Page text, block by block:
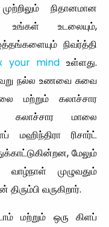
நிதானமான
உங்கள் உடலையும்,
நிவர்த்தி
your mind உள்ளது.
நல்ல உணவை சுவை
மற்றும் கலாச்சார
கலாச்சார மாலை
மஹிந்திரா ரிசார்ட்
மேலும்
வாழ்நாள் முழுவதும்
வருகிறார்.
மற்றும் ஒரு கிளப்